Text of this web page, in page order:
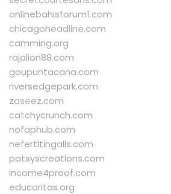
onlinebahisforum1.com
chicagoheadline.com
camming.org
rajalion88.com
goupuntacana.com
riversedgepark.com
zaseez.com
catchycrunch.com
nofaphub.com
nefertitingalls.com
patsyscreations.com
income4proof.com
educaritas.org